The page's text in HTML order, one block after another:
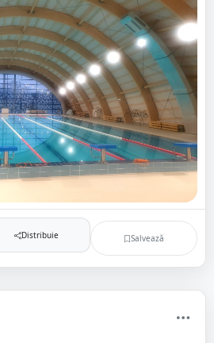
Distribuie Salvează